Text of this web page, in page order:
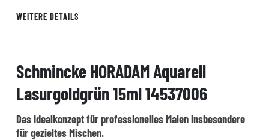
WEITERE DETAILS
Schmincke HORADAM Aquarell
Lasurgoldgrün 15ml 14537006
Das Idealkonzept für professionelles Malen insbesondere
für gezieltes Mischen.